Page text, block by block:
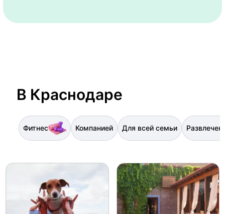
В Краснодаре
Фитнес Компанией Для всей семьи